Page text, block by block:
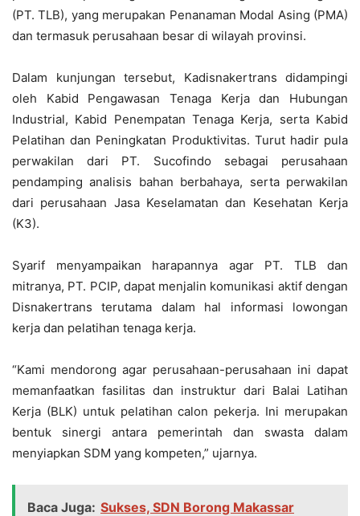
(PT. TLB), yang merupakan Penanaman Modal Asing (PMA)
dan termasuk perusahaan besar di wilayah provinsi.
Dalam kunjungan tersebut, Kadisnakertrans didampingi
oleh Kabid Pengawasan Tenaga Kerja dan Hubungan
Industrial, Kabid Penempatan Tenaga Kerja, serta Kabid
Pelatihan dan Peningkatan Produktivitas. Turut hadir pula
perwakilan dari PT. Sucofindo sebagai perusahaan
pendamping analisis bahan berbahaya, serta perwakilan
dari perusahaan Jasa Keselamatan dan Kesehatan Kerja
(K3).
Syarif menyampaikan harapannya agar PT. TLB dan
mitranya, PT. PCIP, dapat menjalin komunikasi aktif dengan
Disnakertrans terutama dalam hal informasi lowongan
kerja dan pelatihan tenaga kerja.
“Kami mendorong agar perusahaan-perusahaan ini dapat
memanfaatkan fasilitas dan instruktur dari Balai Latihan
Kerja (BLK) untuk pelatihan calon pekerja. Ini merupakan
bentuk sinergi antara pemerintah dan swasta dalam
menyiapkan SDM yang kompeten,” ujarnya.
Baca Juga: Sukses, SDN Borong Makassar